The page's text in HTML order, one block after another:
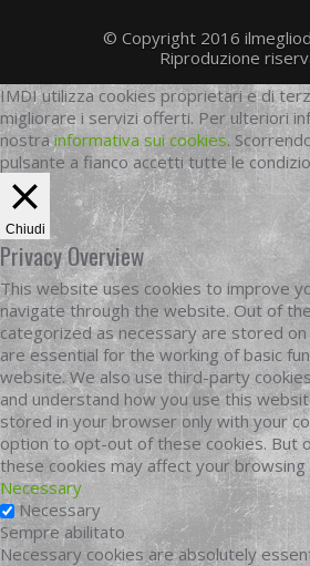
© Copyright 2016
Riproduzione
IMDI utilizza cookies proprietari e di
migliorare i servizi offerti. Per ulteriori
nostrainformativa sui cookies.
pulsante a fianco accetti tutte le
Chiudi
Privacy Overview
This website uses cookies to improve
navigate through the website. Out of
categorized as necessary are stored
are essential for the working of basic
website. We also use third-party
and understand how you use this
stored in your browser only with your
option to opt-out of these cookies. But
these cookies may affect your browsing
Necessary
Necessary
Sempre abilitato
Necessary cookies are absolutely